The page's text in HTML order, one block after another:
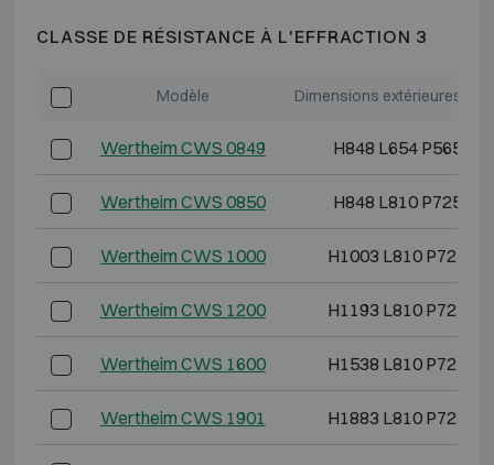
CLASSE DE RÉSISTANCE À L'EFFRACTION 3
Modèle Dimensions extérieures
Wertheim CWS 0849 H848 L654 P565
Wertheim CWS 0850 H848 L810 P725
Wertheim CWS 1000 H1003 L810 P725
Wertheim CWS 1200 H1193 L810 P725
Wertheim CWS 1600 H1538 L810 P725
Wertheim CWS 1901 H1883 L810 P725